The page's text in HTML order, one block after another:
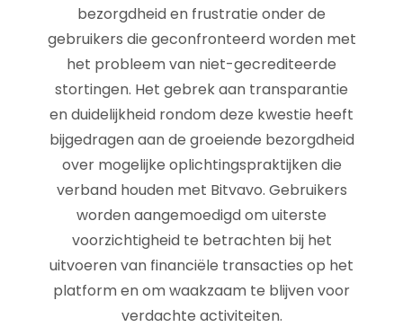
bezorgdheid en frustratie onder de
gebruikers die geconfronteerd worden met
het probleem van niet-gecrediteerde
stortingen. Het gebrek aan transparantie
en duidelijkheid rondom deze kwestie heeft
bijgedragen aan de groeiende bezorgdheid
over mogelijke oplichtingspraktijken die
verband houden met Bitvavo. Gebruikers
worden aangemoedigd om uiterste
voorzichtigheid te betrachten bij het
uitvoeren van financiële transacties op het
platform en om waakzaam te blijven voor
verdachte activiteiten.